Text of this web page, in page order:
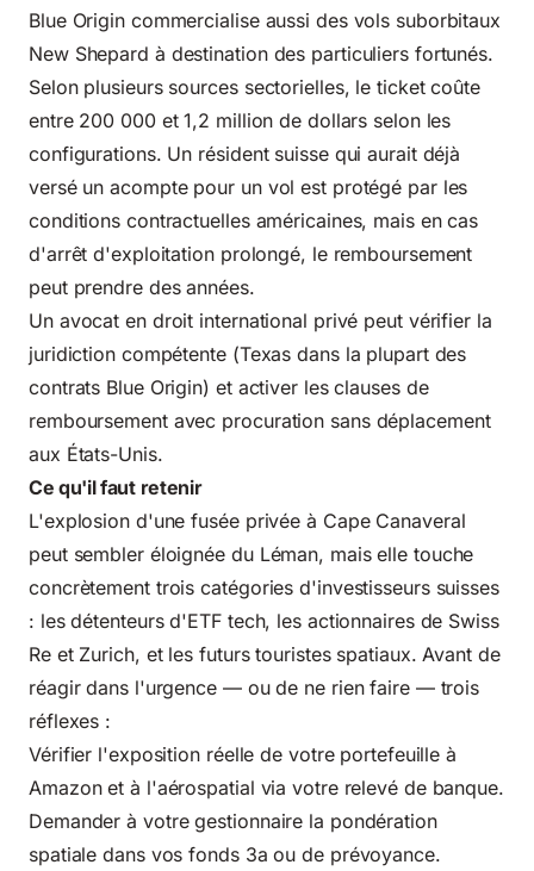
Blue Origin commercialise aussi des vols suborbitaux
New Shepard à destination des particuliers fortunés.
Selon plusieurs sources sectorielles, le ticket coûte
entre 200 000 et 1,2 million de dollars selon les
configurations. Un résident suisse qui aurait déjà
versé un acompte pour un vol est protégé par les
conditions contractuelles américaines, mais en cas
d'arrêt d'exploitation prolongé, le remboursement
peut prendre des années.
Un avocat en droit international privé peut vérifier la
juridiction compétente (Texas dans la plupart des
contrats Blue Origin) et activer les clauses de
remboursement avec procuration sans déplacement
aux États-Unis.
Ce qu'il faut retenir
L'explosion d'une fusée privée à Cape Canaveral
peut sembler éloignée du Léman, mais elle touche
concrètement trois catégories d'investisseurs suisses
: les détenteurs d'ETF tech, les actionnaires de Swiss
Re et Zurich, et les futurs touristes spatiaux. Avant de
réagir dans l'urgence — ou de ne rien faire — trois
réflexes :
Vérifier l'exposition réelle de votre portefeuille à
Amazon et à l'aérospatial via votre relevé de banque.
Demander à votre gestionnaire la pondération
spatiale dans vos fonds 3a ou de prévoyance.